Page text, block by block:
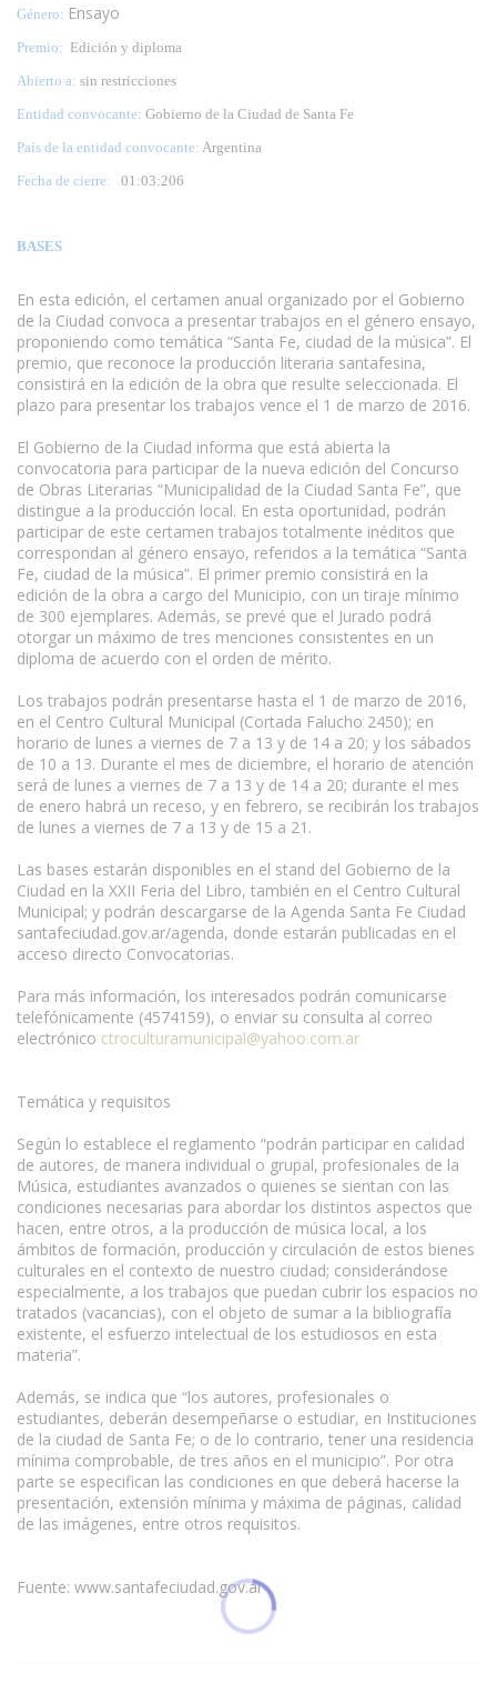
Género: Ensayo
Premio: Edición y diploma
Abierto a: sin restricciones
Entidad convocante: Gobierno de la Ciudad de Santa Fe
País de la entidad convocante: Argentina
Fecha de cierre: 01:03:206
BASES
En esta edición, el certamen anual organizado por el Gobierno
de la Ciudad convoca a presentar trabajos en el género ensayo,
proponiendo como temática “Santa Fe, ciudad de la música”. El
premio, que reconoce la producción literaria santafesina,
consistirá en la edición de la obra que resulte seleccionada. El
plazo para presentar los trabajos vence el 1 de marzo de 2016.
El Gobierno de la Ciudad informa que está abierta la
convocatoria para participar de la nueva edición del Concurso
de Obras Literarias “Municipalidad de la Ciudad Santa Fe”, que
distingue a la producción local. En esta oportunidad, podrán
participar de este certamen trabajos totalmente inéditos que
correspondan al género ensayo, referidos a la temática “Santa
Fe, ciudad de la música”. El primer premio consistirá en la
edición de la obra a cargo del Municipio, con un tiraje mínimo
de 300 ejemplares. Además, se prevé que el Jurado podrá
otorgar un máximo de tres menciones consistentes en un
diploma de acuerdo con el orden de mérito.
Los trabajos podrán presentarse hasta el 1 de marzo de 2016,
en el Centro Cultural Municipal (Cortada Falucho 2450); en
horario de lunes a viernes de 7 a 13 y de 14 a 20; y los sábados
de 10 a 13. Durante el mes de diciembre, el horario de atención
será de lunes a viernes de 7 a 13 y de 14 a 20; durante el mes
de enero habrá un receso, y en febrero, se recibirán los trabajos
de lunes a viernes de 7 a 13 y de 15 a 21.
Las bases estarán disponibles en el stand del Gobierno de la
Ciudad en la XXII Feria del Libro, también en el Centro Cultural
Municipal; y podrán descargarse de la Agenda Santa Fe Ciudad
santafeciudad.gov.ar/agenda, donde estarán publicadas en el
acceso directo Convocatorias.
Para más información, los interesados podrán comunicarse
telefónicamente (4574159), o enviar su consulta al correo
electrónico ctroculturamunicipal@yahoo.com.ar
Temática y requisitos
Según lo establece el reglamento “podrán participar en calidad
de autores, de manera individual o grupal, profesionales de la
Música, estudiantes avanzados o quienes se sientan con las
condiciones necesarias para abordar los distintos aspectos que
hacen, entre otros, a la producción de música local, a los
ámbitos de formación, producción y circulación de estos bienes
culturales en el contexto de nuestro ciudad; considerándose
especialmente, a los trabajos que puedan cubrir los espacios no
tratados (vacancias), con el objeto de sumar a la bibliografía
existente, el esfuerzo intelectual de los estudiosos en esta
materia”.
Además, se indica que “los autores, profesionales o
estudiantes, deberán desempeñarse o estudiar, en Instituciones
de la ciudad de Santa Fe; o de lo contrario, tener una residencia
mínima comprobable, de tres años en el municipio”. Por otra
parte se especifican las condiciones en que deberá hacerse la
presentación, extensión mínima y máxima de páginas, calidad
de las imágenes, entre otros requisitos.
Fuente: www.santafeciudad.gov.ar